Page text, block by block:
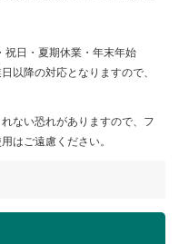
日・夏期休業・年末年始
以降の対応となりますので、
ない恐れがありますので、フ
はご遠慮ください。